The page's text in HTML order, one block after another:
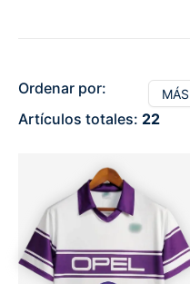
Ordenar por:
Artículos totales: 22